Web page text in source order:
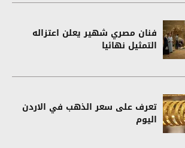
فنان مصري شهير يعلن اعتزاله
التمثيل نهائيا
تعرف على سعر الذهب في الاردن
اليوم